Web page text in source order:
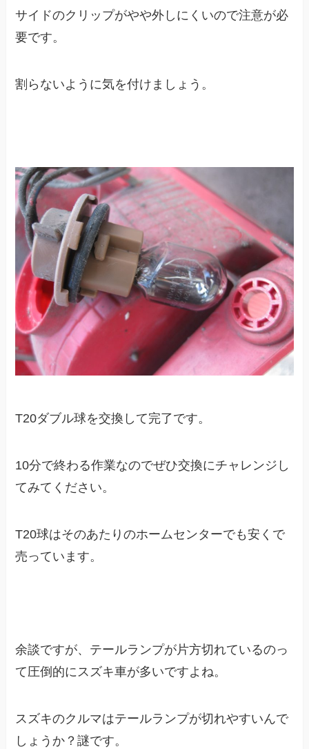
サイドのクリップがやや外しにくいので注意が必
要です。
割らないように気を付けましょう。
T20ダブル球を交換して完了です。
10分で終わる作業なのでぜひ交換にチャレンジし
てみてください。
T20球はそのあたりのホームセンターでも安くで
売っています。
余談ですが、テールランプが片方切れているのっ
て圧倒的にスズキ車が多いですよね。
スズキのクルマはテールランプが切れやすいんで
しょうか？謎です。